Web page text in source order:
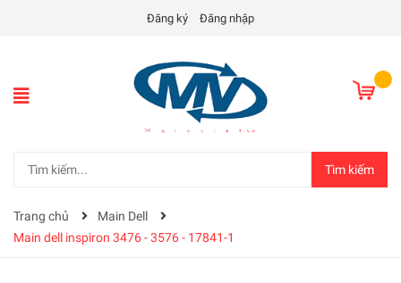
Đăng ký Đăng nhập
Tìm kiếm
Trang chủ
Main Dell
Main dell inspiron 3476 - 3576 - 17841-1